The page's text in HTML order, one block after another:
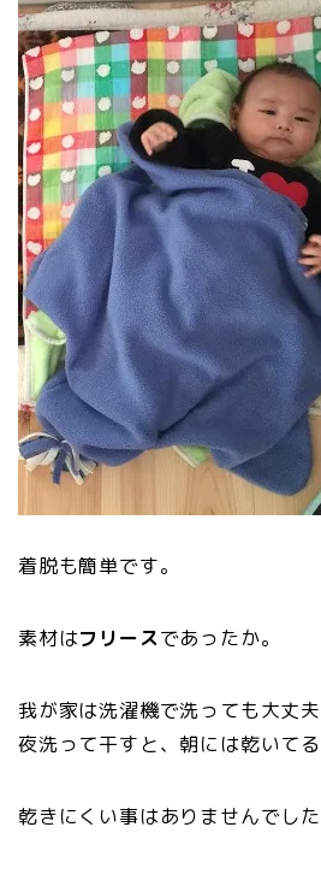
着脱も簡単です。
素材はフリースであったか。
我が家は洗濯機で洗っても大丈夫
夜洗って干すと、朝には乾いてる
乾きにくい事はありませんでした